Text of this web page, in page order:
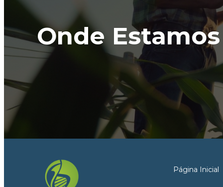
Onde Estamos
Página Inicial